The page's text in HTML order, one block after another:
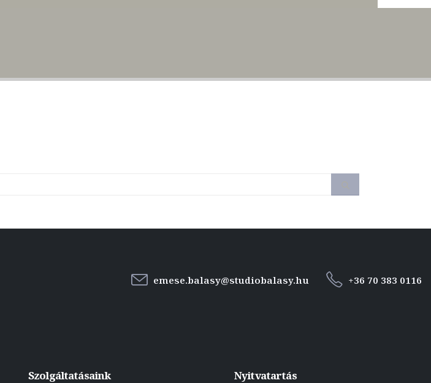
emese.balasy@studiobalasy.hu +36 70 383 0116
Szolgáltatásaink Nyitvatartás